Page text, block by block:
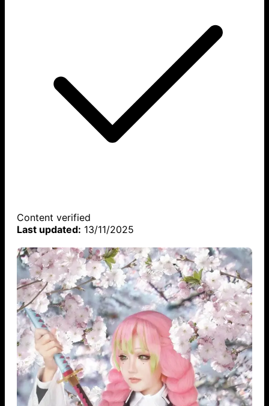
Content verified
Last updated: 13/11/2025